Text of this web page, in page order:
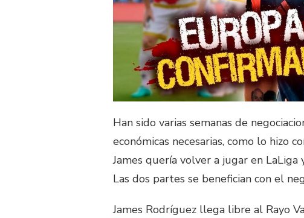
Han sido varias semanas de
económicas necesarias, como lo hizo
James quería volver a jugar en
Las dos partes se benefician con el
James Rodríguez llega libre al Rayo